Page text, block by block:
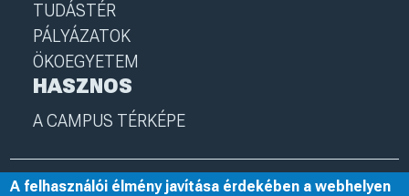
TUDÁSTÉR
PÁLYÁZATOK
ÖKOEGYETEM
HASZNOS
A CAMPUS TÉRKÉPE
© 2025 Nyíregyházi Egyetem I nye.hu I Minden jog fenntartva
A felhasználói élmény javítása érdekében a webhelyen